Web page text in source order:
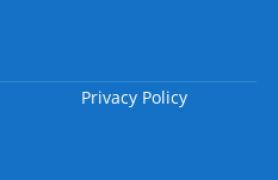
Privacy Policy